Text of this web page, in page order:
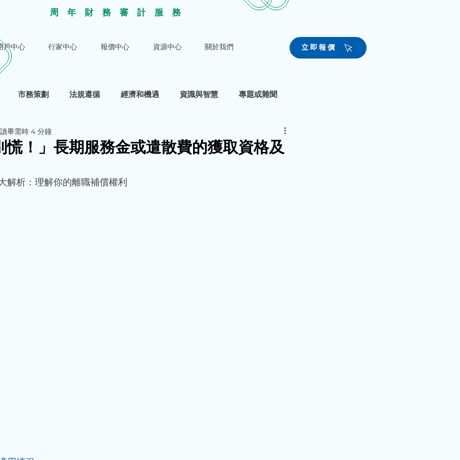
​周年財務審計服 務
戶中心 行家中心 報價中心 資源中心 關於我們 立即報價
市務策劃 法規遵循 經濟和機遇 資識與智慧 專題或雜聞
慌！」長期服務金或遣散費的獲取資格及
讀畢需時 4 分鐘
解析：理解你的離職補償權利